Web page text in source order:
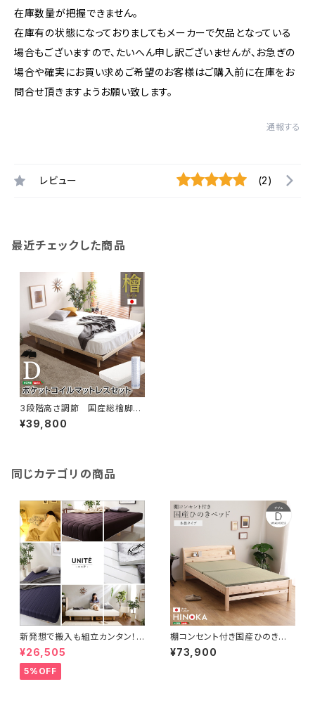
在庫数量が把握できません。
在庫有の状態になっておりましてもメーカーで欠品となっている
場合もございますので、たいへん申し訳ございませんが、お急ぎの
場合や確実にお買い求めご希望のお客様はご購入前に在庫をお
問合せ頂きますようお願い致します。
通報する
レビュー (2)
最近チェックした商品
3段階高さ調節 国産総檜脚付
きすのこベッド 【Pierna-ピエル
ナ-】(ポケットコイルロールマッ
¥39,800
同じカテゴリの商品
新発想で搬入も組立カンタン！
ほどよい弾力 脚付きロールマッ
トレス（ボンネルコイルスプリン
グ)【Unite -Raide- -ユニテ・
ライド-】ダブルサイズ
¥26,505
5%OFF
棚コンセント付き国産ひのきベッ
ド 本畳タイプ【HINOKA-ヒノ
カ-】(ダブル) SH-30-JPTT-
¥73,900